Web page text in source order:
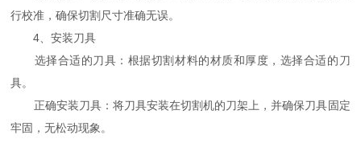
行校准，确保切割尺寸准确无误。
4、安装刀具
选择合适的刀具：根据切割材料的材质和厚度，选择合适的刀
具。
正确安装刀具：将刀具安装在切割机的刀架上，并确保刀具固定
牢固，无松动现象。